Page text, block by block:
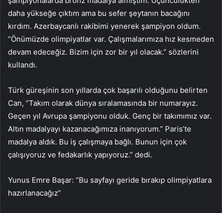
daha yükseğe çıktım ama bu sefer şeytanın bacağını
kırdım. Azerbaycanlı rakibimi yenerek şampiyon oldum.
“Önümüzde olimpiyatlar var. Çalışmalarımıza hız kesmeden
devam edeceğiz. Bizim için zor bir yıl olacak.” sözlerini
kullandı.
Türk güreşinin son yıllarda çok başarılı olduğunu belirten
Can, “Takım olarak dünya sıralamasında bir numarayız.
Geçen yıl Avrupa şampiyonu olduk. Genç bir takımımız var.
Altın madalyayı kazanacağımıza inanıyorum.” Paris’te
madalya aldık. Bu iş çalışmaya bağlı. Bunun için çok
çalışıyoruz ve fedakarlık yapıyoruz.” dedi.
Yunus Emre Başar: “Bu sayfayı geride bırakıp olimpiyatlara
hazırlanacağız”